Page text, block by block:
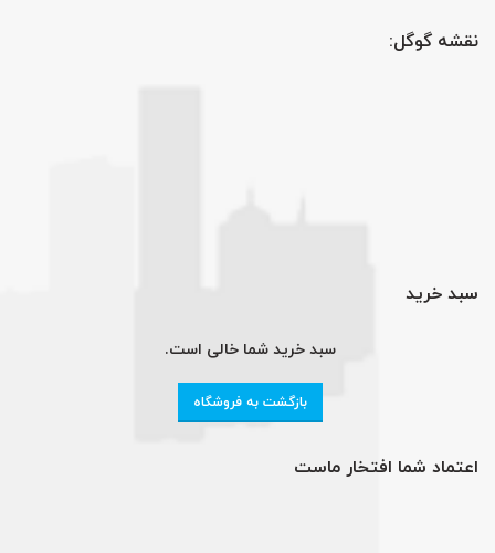
نقشه گوگل:
سبد خرید
سبد خرید شما خالی است.
بازگشت به فروشگاه
اعتماد شما افتخار ماست